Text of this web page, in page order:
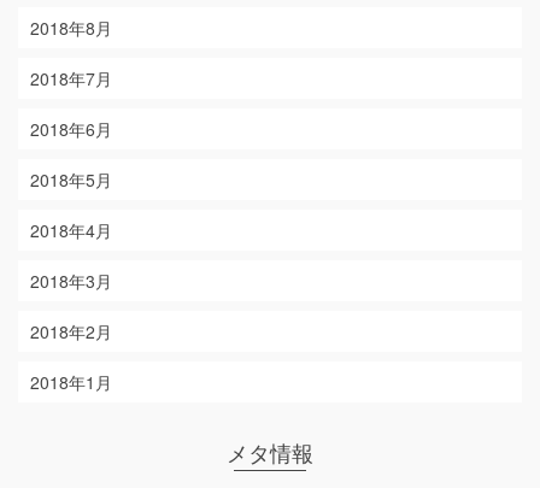
2018年8月
2018年7月
2018年6月
2018年5月
2018年4月
2018年3月
2018年2月
2018年1月
メタ情報